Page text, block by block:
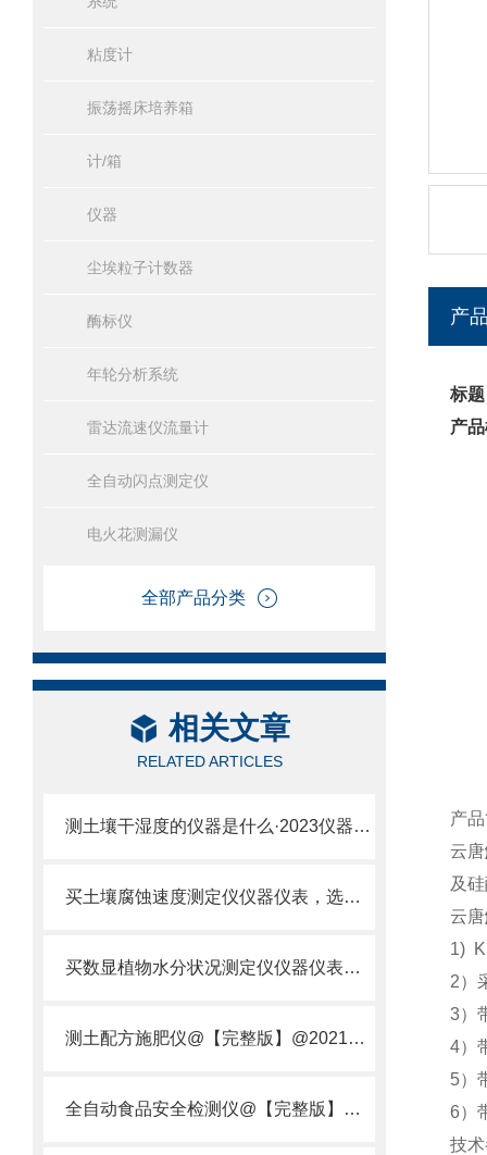
粘度计
振荡摇床培养箱
计/箱
仪器
尘埃粒子计数器
酶标仪
年轮分析系统
雷达流速仪流量计
全自动闪点测定仪
电火花测漏仪
全部产品分类
相关文章
RELATED ARTICLES
测土壤干湿度的仪器是什么·2023仪器仪表·云唐土壤干湿度检测仪器设备
买土壤腐蚀速度测定仪仪器仪表，选【云唐新款】土壤腐蚀速度测定仪
买数显植物水分状况测定仪仪器仪表，就来山东云唐精品货源
测土配方施肥仪@【完整版】@2021专业测土配方施肥仪器仪表
全自动食品安全检测仪@【完整版】@2021专业全自动食品检测仪器仪表
产
标
产
产
云唐
及
云唐
1) K
2）
3）
4）
5）
6）
技